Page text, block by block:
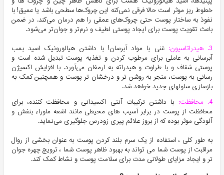
خطوط ریز موثر است حالا فرقی نمی‌کنه این چروک‌ها سطحی باشد یا عمیق! با
نفوذ به ساختار پوست حتی چروک‌های عمقی را هم درمان می‌کند. در ضمن
باعث تقویت پوست برای ایجاد پوستی لطیف و نرم‌تر و جوان‌تر می‌شود.
3. هیدراتاسیون:
غنی با مواد آبرسان! با داشتن هیالورونیک اسید بمب
آبرسانی به عاملی برای مرطوب کردن و تغذیه پوست تبدیل شده است و
پوستی شفاف و با طراوت و هیدراته به ارمغان می‌آورد. با افزایش اکسیژن
رسانی به پوست، منجر به روشن تر و درخشان تر پوست و همچنین کمک به
بازسازی سلولهای جدید خواهد شد.
4. محافظت:
با داشتن ترکیبات آنتی اکسیدانی و محافظت کننده، برای
محافظت از پوست در برابر آسیب های محیطی مانند اشعه ماوراء بنفش و
آلودگی موثر بوده که از بروز علائم پیری زودرس جلوگیری می‌نماید.
به طور کلی ، استفاده از یک سرم بلند کردن پوست به عنوان بخشی از روال
مراقبت از پوست شما می تواند به بهبود ظاهر پوست شما ، ترویج چهره جوان
تر و ایجاد مزایای طولانی مدت برای سلامت پوست و نشاط کمک کند.